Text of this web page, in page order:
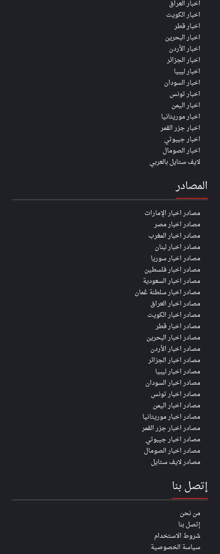
اخبار العراق
اخبار الكويت
اخبار قطر
اخبار البحرين
اخبار الأردن
اخبار الجزائر
اخبار ليبيا
اخبار السودان
اخبار تونس
اخبار اليمن
اخبار موريتانيا
اخبار جزر القمر
اخبار جيبوتي
اخبار الصومال
لايف ستايل بالعربي
المصادر
مصادر اخبار الإمارات
مصادر اخبار مصر
مصادر اخبار المغرب
مصادر اخبار لبنان
مصادر اخبار سوريا
مصادر اخبار فلسطين
مصادر اخبار السعودية
مصادر اخبار سلطنة عُمان
مصادر اخبار العراق
مصادر اخبار الكويت
مصادر اخبار قطر
مصادر اخبار البحرين
مصادر اخبار الأردن
مصادر اخبار الجزائر
مصادر اخبار ليبيا
مصادر اخبار السودان
مصادر اخبار تونس
مصادر اخبار اليمن
مصادر اخبار موريتانيا
مصادر اخبار جزر القمر
مصادر اخبار جيبوتي
مصادر اخبار الصومال
مصادر لايف ستايل
إتصل بنا
من نحن
إتصل بنا
شروط الاستخدام
سياسة الخصوصية